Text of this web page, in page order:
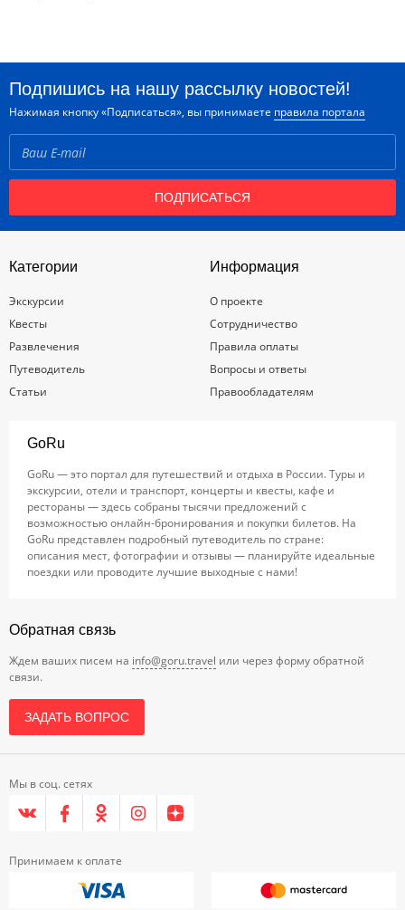
Подпишись на нашу рассылку новостей!
Нажимая кнопку «Подписаться», вы принимаете правила портала
ПОДПИСАТЬСЯ
Категории
Экскурсии
Квесты
Развлечения
Путеводитель
Статьи
Информация
О проекте
Сотрудничество
Правила оплаты
Вопросы и ответы
Правообладателям
GoRu
GoRu — это портал для путешествий и отдыха в России. Туры и
экскурсии, отели и транспорт, концерты и квесты, кафе и
рестораны — здесь собраны тысячи предложений с
возможностью онлайн-бронирования и покупки билетов. На
GoRu представлен подробный путеводитель по стране:
описания мест, фотографии и отзывы — планируйте идеальные
поездки или проводите лучшие выходные с нами!
Обратная связь
Ждем ваших писем на info@goru.travel или через форму обратной
связи.
ЗАДАТЬ ВОПРОС
Мы в соц. сетях
Принимаем к оплате